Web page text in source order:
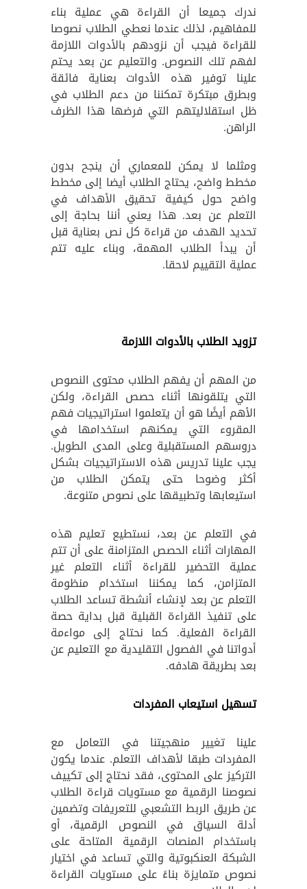
ندرك جميعا أن القراءة هي عملية بناء
للمفاهيم، لذلك عندما نعطي الطلاب نصوصا
للقراءة فيجب أن نزودهم بالأدوات اللازمة
لفهم تلك النصوص. والتعليم عن بعد يحتم
علينا توفير هذه الأدوات بعناية فائقة
وبطرق مبتكرة تمكننا من دعم الطلاب في
ظل استقلاليتهم التي فرضها هذا الظرف
الراهن.
ومثلما لا يمكن للمعماري أن ينجح بدون
مخطط واضح، يحتاج الطلاب أيضا إلى مخطط
واضح حول كيفية تحقيق الأهداف في
التعلم عن بعد. هذا يعني أننا بحاجة إلى
تحديد الهدف من قراءة كل نص بعناية قبل
أن يبدأ الطلاب المهمة، وبناء عليه تتم
عملية التقييم لاحقا.
تزويد الطلاب بالأدوات اللازمة
من المهم أن يفهم الطلاب محتوى النصوص
التي يتلقونها أثناء حصص القراءة، ولكن
الأهم أيضًا هو أن يتعلموا استراتيجيات فهم
المقروء التي يمكنهم استخدامها في
دروسهم المستقبلية وعلى المدى الطويل.
يجب علينا تدريس هذه الاستراتيجيات بشكل
أكثر وضوحا حتى يتمكن الطلاب من
استيعابها وتطبيقها على نصوص متنوعة.
في التعلم عن بعد، نستطيع تعليم هذه
المهارات أثناء الحصص المتزامنة على أن تتم
عملية التحضير للقراءة أثناء التعلم غير
المتزامن، كما يمكننا استخدام منظومة
التعلم عن بعد لإنشاء أنشطة تساعد الطلاب
على تنفيذ القراءة القبلية قبل بداية حصة
القراءة الفعلية. كما نحتاج إلى مواءمة
أدواتنا في الفصول التقليدية مع التعليم عن
بعد بطريقة هادفه.
تسهيل استيعاب المفردات
علينا تغيير منهجيتنا في التعامل مع
المفردات طبقا لأهداف التعلم. عندما يكون
التركيز على المحتوى، فقد نحتاج إلى تكييف
نصوصنا الرقمية مع مستويات قراءة الطلاب
عن طريق الربط التشعبي للتعريفات وتضمين
أدلة السياق في النصوص الرقمية، أو
باستخدام المنصات الرقمية المتاحة على
الشبكة العنكبوتية والتي تساعد في اختيار
نصوص متمايزة بناءً على مستويات القراءة